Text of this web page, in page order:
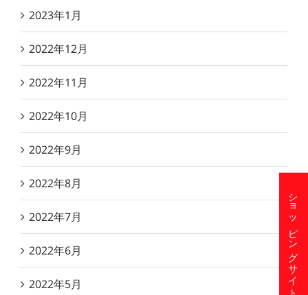
2023年1月
2022年12月
2022年11月
2022年10月
2022年9月
2022年8月
2022年7月
2022年6月
2022年5月 ショッピングサイト